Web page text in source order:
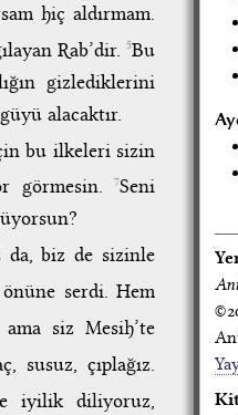
hiç aldırmam.
Rab’dir. 5Bu
gizlediklerini
alacaktır.
bu ilkeleri sizin
görmesin.
7Seni
da, biz de sizinle
serdi. Hem
siz Mesih’te
susuz, çıplağız.
iyilik diliyoruz,